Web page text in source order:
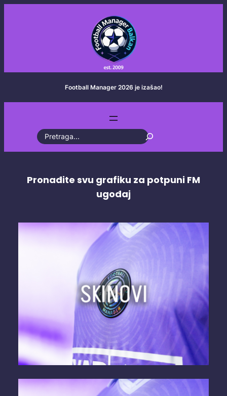
Football Manager 2026 je izašao!
S
e
r
Pronađite svu grafiku za potpuni FM
ugođaj